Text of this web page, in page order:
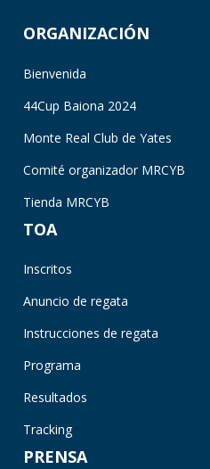
ORGANIZACIÓN
Bienvenida
44Cup Baiona 2024
Monte Real Club de Yates
Comité organizador MRCYB
Tienda MRCYB
TOA
Inscritos
Anuncio de regata
Instrucciones de regata
Programa
Resultados
Tracking
PRENSA